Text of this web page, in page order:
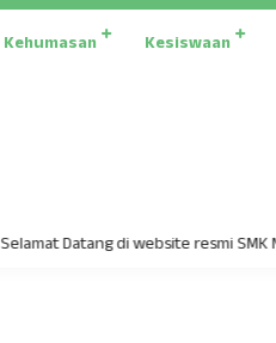
Kehumasan Kesiswaan
Selamat Datang di website resmi SMK